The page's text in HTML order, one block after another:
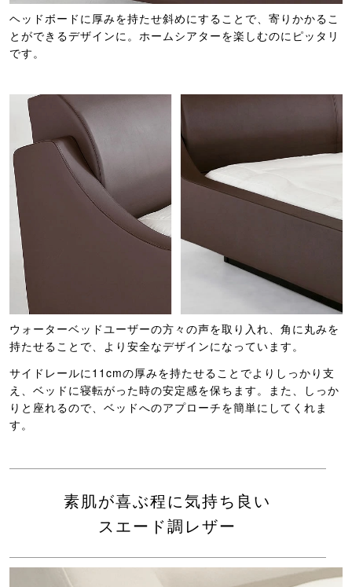
ヘッドボードに厚みを持たせ斜めにすることで、寄りかかるこ
とができるデザインに。ホームシアターを楽しむのにピッタリ
です。
ウォーターベッドユーザーの方々の声を取り入れ、角に丸みを
持たせることで、より安全なデザインになっています。
サイドレールに11cmの厚みを持たせることでよりしっかり支
え、ベッドに寝転がった時の安定感を保ちます。また、しっか
りと座れるので、ベッドへのアプローチを簡単にしてくれま
す。
素肌が喜ぶ程に気持ち良い
スエード調レザー